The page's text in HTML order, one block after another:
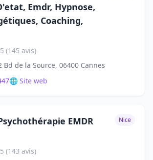
Emdr, Hypnose,
Coaching,
(145 avis)
Bd de la Source, 06400 Cannes
🌐 Site web
EMDR
Nice
(143 avis)